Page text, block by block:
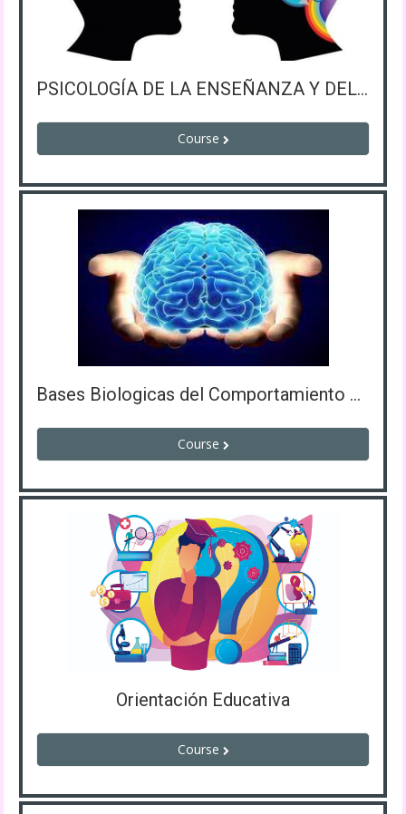
PSICOLOGÍA DE LA ENSEÑANZA Y DEL APRENDIZAJE
Course
Bases Biologicas del Comportamiento Humano 1y 2
Course
Orientación Educativa
Course